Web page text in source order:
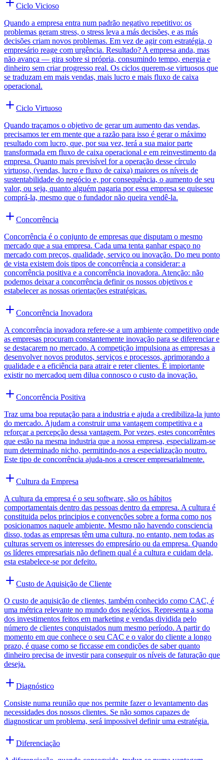
Ciclo Vicioso
Quando a empresa entra num padrão negativo repetitivo: os
problemas geram stress, o stress leva a más decisões, e as más
decisões criam novos problemas. Em vez de agir com estratégia, o
empresário reage com urgência. Resultado? A empresa anda, mas
não avança — gira sobre si própria, consumindo tempo, energia e
dinheiro sem criar progresso real. Os ciclos querem-se virtuosos que
se traduzam em mais vendas, mais lucro e mais fluxo de caixa
operacional.
Ciclo Virtuoso
Quando traçamos o objetivo de gerar um aumento das vendas,
precisamos ter em mente que a razão para isso é gerar o máximo
resultado com lucro, que, por sua vez, terá a sua maior parte
transformada em fluxo de caixa operacional e em reinvestimento da
empresa. Quanto mais previsível for a operação desse círculo
virtuoso, (vendas, lucro e fluxo de caixa) maiores os níveis de
sustentabilidade do negócio e, por consequência, o aumento de seu
valor, ou seja, quanto alguém pagaria por essa empresa se quisesse
comprá-la, mesmo que o fundador não queira vendê-la.
Concorrência
Concorrência é o conjunto de empresas que disputam o mesmo
mercado que a sua empresa. Cada uma tenta ganhar espaço no
mercado com preços, qualidade, serviço ou inovação. Do meu ponto
de vista existem dois tipos de concorrência a considerar: a
concorrência positiva e a concorrência inovadora. Atenção: não
podemos deixar a concorrência definir os nossos objetivos e
estabelecer as nossas orientações estratégicas.
Concorrência Inovadora
A concorrência inovadora refere-se a um ambiente competitivo onde
as empresas procuram constantemente inovação para se diferenciar e
se destacarem no mercado. A competição impulsiona as empresas a
desenvolver novos produtos, serviços e processos, aprimorando a
qualidade e a eficiência para atrair e reter clientes. É impiortante
existir no mercadoq uem dilua connosco o custo da inovação.
Concorrência Positiva
Traz uma boa reputação para a industria e ajuda a credibiliza-la junto
do mercado. Ajudam a construir uma vantagem competitiva e a
reforçar a percepção dessa vantagem. Por vezes, estes concorrêntes
que estão na mesma industria que a nossa empresa, especializam-se
num determinado nicho, permitindo-nos a especialização noutro.
Este tipo de concorrência ajuda-nos a crescer empresarialmente.
Cultura da Empresa
A cultura da empresa é o seu software, são os hábitos
comportamentais dentro das pessoas dentro da empresa. A cultura é
constituida pelos principios e convenções sobre a forma como nos
posicionamos naquele ambiente. Mesmo não havendo consciencia
disso, todas as empresas têm uma cultura, no entanto, nem todas as
culturas servem os interesses do empresário ou da empresa. Quando
os líderes empresariais não definem qual é a cultura e cuidam dela,
esta estabelece-se por defeito.
Custo de Aquisição de Cliente
O custo de aquisição de clientes, também conhecido como CAC, é
uma métrica relevante no mundo dos negócios. Representa a soma
dos investimentos feitos em marketing e vendas dividida pelo
número de clientes conquistados num mesmo período. A partir do
momento em que conhece o seu CAC e o valor do cliente a longo
prazo, é quase como se ficcasse em condições de saber quanto
dinheiro precisa de investir para conseguir os níveis de faturação que
deseja.
Diagnóstico
Consiste numa reunião que nos permite fazer o levantamento das
necessidades dos nossos clientes. Se não somos capazes de
diagnosticar um problema, será impossivel definir uma estratégia.
Diferenciação